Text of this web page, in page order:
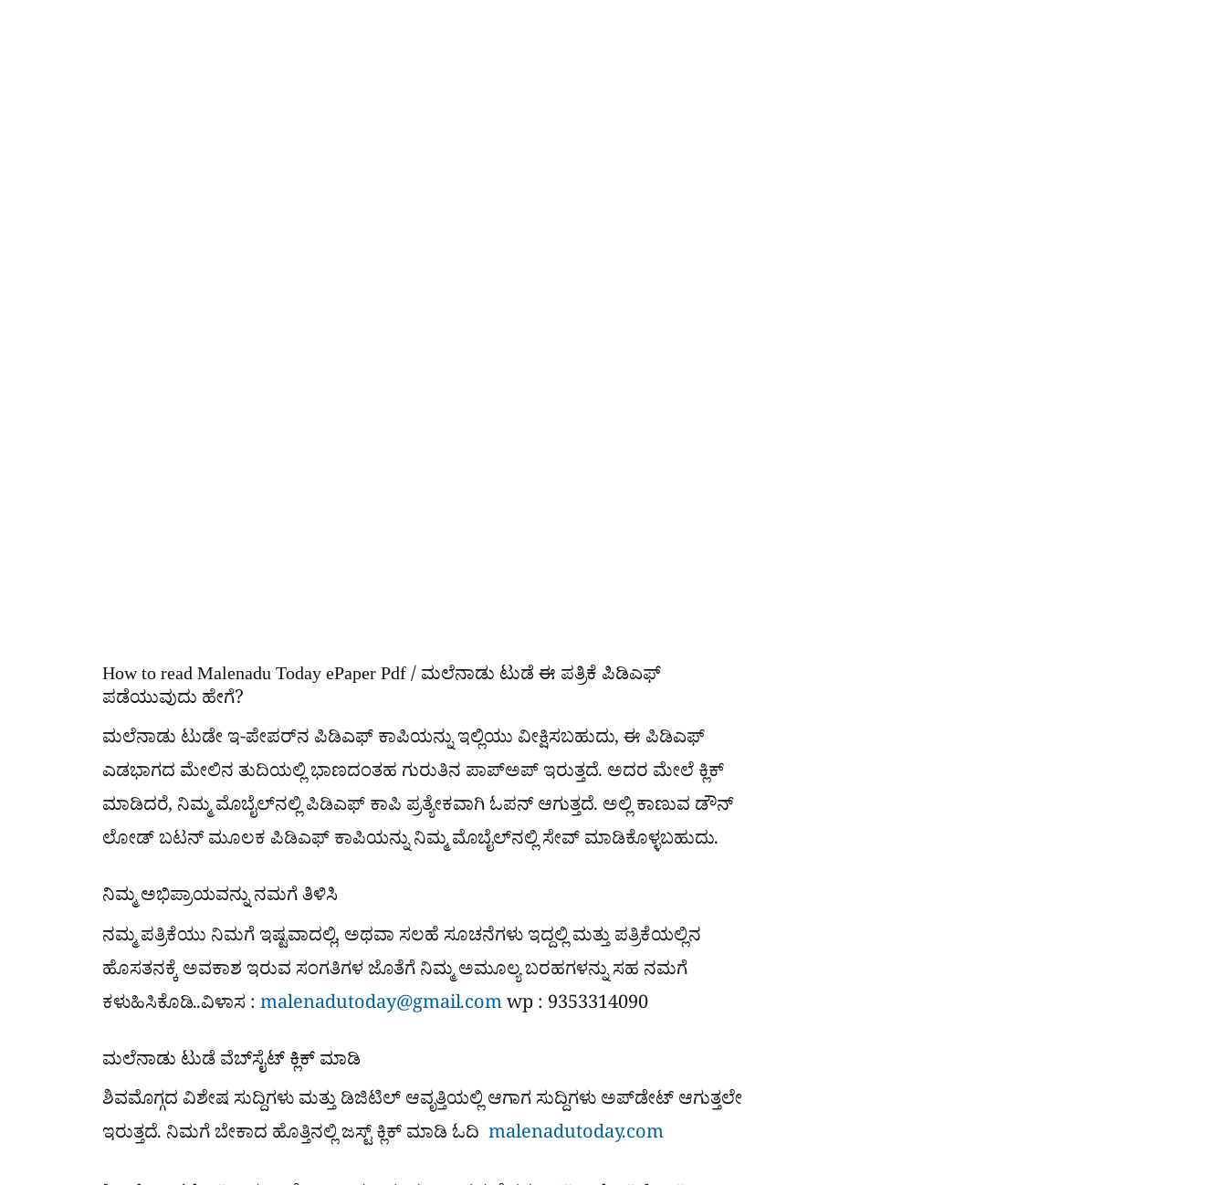
How to read Malenadu Today ePaper Pdf / ಮಲೆನಾಡು ಟುಡೆ ಈ ಪತ್ರಿಕೆ ಪಿಡಿಎಫ್​
ಪಡೆಯುವುದು ಹೇಗೆ?
ಮಲೆನಾಡು ಟುಡೇ ಇ-ಪೇಪರ್​ನ ಪಿಡಿಎಫ್​ ಕಾಪಿಯನ್ನು ಇಲ್ಲಿಯು ವೀಕ್ಷಿಸಬಹುದು, ಈ ಪಿಡಿಎಫ್​
ಎಡಭಾಗದ ಮೇಲಿನ ತುದಿಯಲ್ಲಿ ಭಾಣದಂತಹ ಗುರುತಿನ ಪಾಪ್​ಅಪ್​ ಇರುತ್ತದೆ. ಅದರ ಮೇಲೆ ಕ್ಲಿಕ್
ಮಾಡಿದರೆ, ನಿಮ್ಮ ಮೊಬೈಲ್​ನಲ್ಲಿ ಪಿಡಿಎಫ್​ ಕಾಪಿ ಪ್ರತ್ಯೇಕವಾಗಿ ಓಪನ್​ ಆಗುತ್ತದೆ. ಅಲ್ಲಿ ಕಾಣುವ ಡೌನ್​
ಲೋಡ್​ ಬಟನ್​ ಮೂಲಕ ಪಿಡಿಎಫ್​ ಕಾಪಿಯನ್ನು ನಿಮ್ಮ ಮೊಬೈಲ್​​ನಲ್ಲಿ ಸೇವ್ ಮಾಡಿಕೊಳ್ಳಬಹುದು.
ನಿಮ್ಮ ಅಭಿಪ್ರಾಯವನ್ನು ನಮಗೆ ತಿಳಿಸಿ
ನಮ್ಮ ಪತ್ರಿಕೆಯು ನಿಮಗೆ ಇಷ್ಟವಾದಲ್ಲಿ, ಅಥವಾ ಸಲಹೆ ಸೂಚನೆಗಳು ಇದ್ದಲ್ಲಿ ಮತ್ತು ಪತ್ರಿಕೆಯಲ್ಲಿನ
ಹೊಸತನಕ್ಕೆ ಅವಕಾಶ ಇರುವ ಸಂಗತಿಗಳ ಜೊತೆಗೆ ನಿಮ್ಮ ಅಮೂಲ್ಯ ಬರಹಗಳನ್ನು ಸಹ ನಮಗೆ
ಕಳುಹಿಸಿಕೊಡಿ..ವಿಳಾಸ : malenadutoday@gmail.comwp : 9353314090
ಮಲೆನಾಡು ಟುಡೆ ವೆಬ್​ಸೈಟ್​ ಕ್ಲಿಕ್ ಮಾಡಿ
ಶಿವಮೊಗ್ಗದ ವಿಶೇಷ ಸುದ್ದಿಗಳು ಮತ್ತು ಡಿಜಿಟಿಲ್​ ಆವೃತ್ತಿಯಲ್ಲಿ ಆಗಾಗ ಸುದ್ದಿಗಳು ಅಪ್​ಡೇಟ್ ಆಗುತ್ತಲೇ
ಇರುತ್ತದೆ. ನಿಮಗೆ ಬೇಕಾದ ಹೊತ್ತಿನಲ್ಲಿ ಜಸ್ಟ್ ಕ್ಲಿಕ್ ಮಾಡಿ ಓದಿ malenadutoday.com